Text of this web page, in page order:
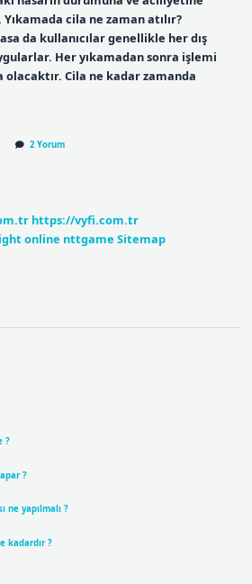
cila ne zaman atılır?
da kullanıcılar genellikle her dış
Her yıkamadan sonra işlemi
Cila ne kadar zamanda
2 Yorum
https://vyfi.com.tr
online nttgame Sitemap
?
?
ne yapılmalı ?
kadardır ?